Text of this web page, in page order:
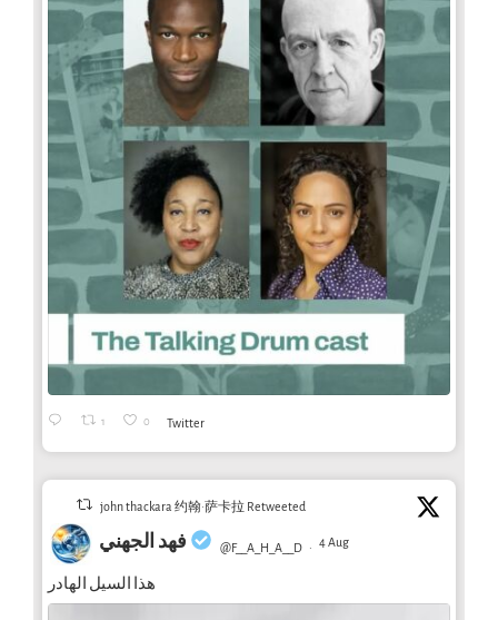
1 0 Twitter
john thackara 约翰·萨卡拉 Retweeted
فهد الجهني @F__A_H_A__D · 4 Aug
هذا السيل الهادر